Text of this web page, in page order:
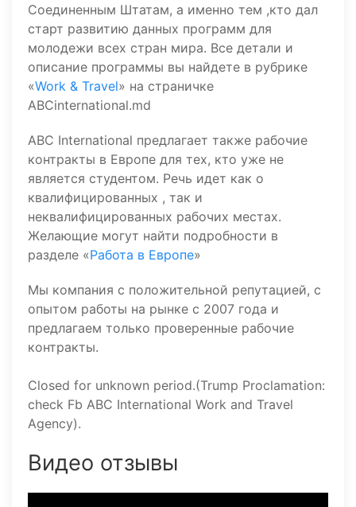
Соединенным Штатам, а именно тем ,кто дал
старт развитию данных программ для
молодежи всех стран мира. Все детали и
описание программы вы найдете в рубрике
«Work & Travel» на страничке
ABCinternational.md
ABC International предлагает также рабочие
контракты в Европе для тех, кто уже не
является студентом. Речь идет как о
квалифицированных , так и
неквалифицированных рабочих местах.
Желающие могут найти подробности в
разделе «Работа в Европе»
Мы компания с положительной репутацией, с
опытом работы на рынке с 2007 года и
предлагаем только проверенные рабочие
контракты.
Closed for unknown period.(Trump Proclamation:
check Fb ABC International Work and Travel
Agency).
Видео отзывы